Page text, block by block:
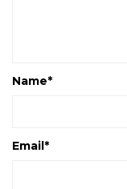
Name*
Email*